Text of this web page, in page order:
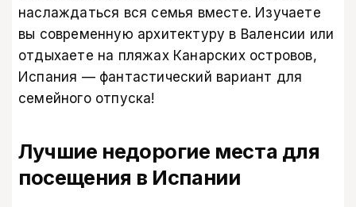
наслаждаться вся семья вместе. Изучаете
вы современную архитектуру в Валенсии или
отдыхаете на пляжах Канарских островов,
Испания — фантастический вариант для
семейного отпуска!
Лучшие недорогие места для
посещения в Испании